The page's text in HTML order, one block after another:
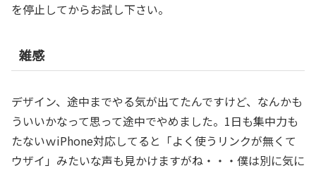
を停止してからお試し下さい。
雑感
デザイン、途中までやる気が出てたんですけど、なんかも
ういいかなって思って途中でやめました。1日も集中力も
たないｗiPhone対応してると「よく使うリンクが無くて
ウザイ」みたいな声も見かけますがね・・・僕は別に気に